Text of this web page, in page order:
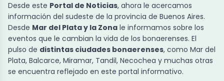
Desde este Portal de Noticias, ahora le acercamos
información del sudeste de la provincia de Buenos Aires.
Desde Mar del Plata y la Zona le informamos sobre los
eventos que le cambian la vida de los bonaerenses. El
pulso de distintas ciudades bonaerenses, como Mar del
Plata, Balcarce, Miramar, Tandil, Necochea y muchas otras
se encuentra reflejado en este portal informativo.